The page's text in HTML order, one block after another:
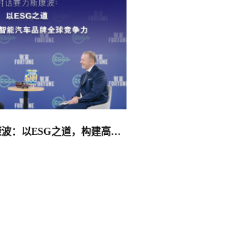
对话赛力斯康波：以ESG之道，构建高端智能汽车品牌全球竞争力